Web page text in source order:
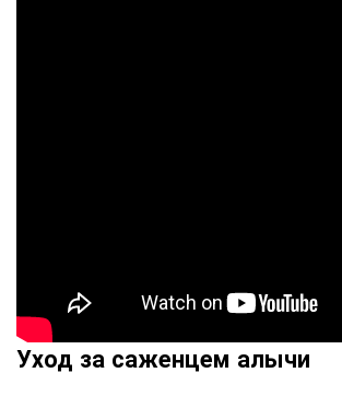
Уход за саженцем алычи